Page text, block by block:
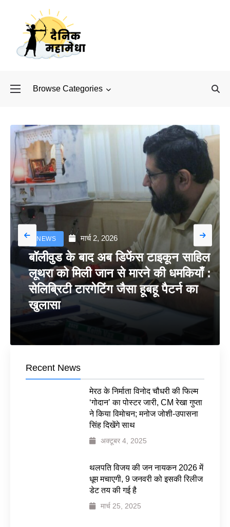
Browse Categories
NEWS मार्च 2, 2026
बॉलीवुड के बाद अब डिफेंस टाइकून साहिल
लूथरा को मिली जान से मारने की धमकियाँ :
सेलिब्रिटी टारगेटिंग जैसा हूबहू पैटर्न का
खुलासा
Recent News
मेरठ के निर्माता विनोद चौधरी की फिल्म
‘गोदान’ का पोस्टर जारी, CM रेखा गुप्ता
ने किया विमोचन; मनोज जोशी-उपासना
सिंह दिखेंगे साथ
अक्टूबर 4, 2025
थलपति विजय की जन नायकन 2026 में
धूम मचाएगी, 9 जनवरी को इसकी रिलीज
डेट तय की गई है
मार्च 25, 2025